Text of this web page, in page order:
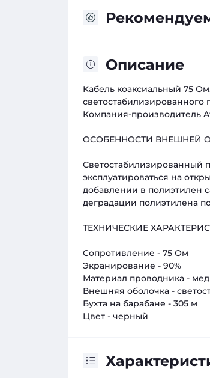
Описание
Кабель коаксиальный 75
светостабилизированного
Компания-производитель
ОСОБЕННОСТИ ВНЕШНЕЙ
Светостабилизированный
эксплуатироваться на
добавлении в полиэтилен
деградации полиэтилена
ТЕХНИЧЕСКИЕ
Сопротивление - 75 Ом
Экранирование - 90%
Материал проводника -
Внешняя оболочка -
Бухта на барабане - 305 м
Цвет - черный